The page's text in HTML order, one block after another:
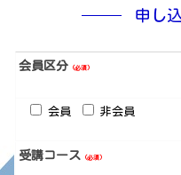
申し
会員区分 （必須）
会員 非会員
受講コース （必須）